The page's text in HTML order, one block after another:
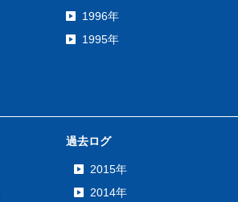
1996年
1995年
過去ログ
2015年
2014年